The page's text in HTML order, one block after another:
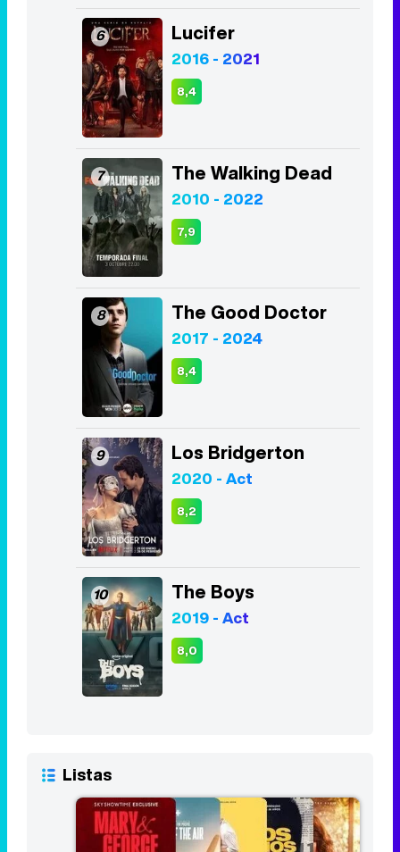
6 Lucifer
2016 - 2021
8,4
7 The Walking Dead
2010 - 2022
7,9
8 The Good Doctor
2017 - 2024
8,4
9 Los Bridgerton
2020 - Act
8,2
10 The Boys
2019 - Act
8,0
Listas